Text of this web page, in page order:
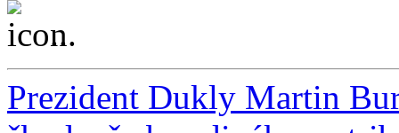
...
Prezident Dukly Martin